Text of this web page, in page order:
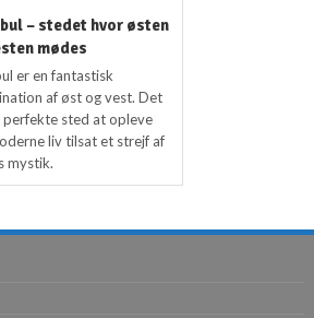
– stedet hvor østen
mødes
er en fantastisk
af øst og vest. Det
perfekte sted at opleve
liv tilsat et strejf af
mystik.